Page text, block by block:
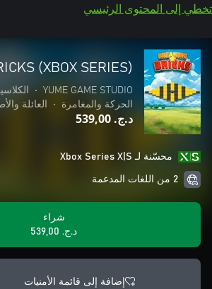
تخطي إلى المحتوى الرئيسي
(XBOX SERIES)
YUME GAME STUDIO
•
الحركة والمغامرة
• العائلة
د.ج.‏ 539,00
محسّنة لـ Xbox Series X|S
2 من اللغات المدعمة
شراء
د.ج.‏ 539,00
إضافة إلى قائمة الأمنيات